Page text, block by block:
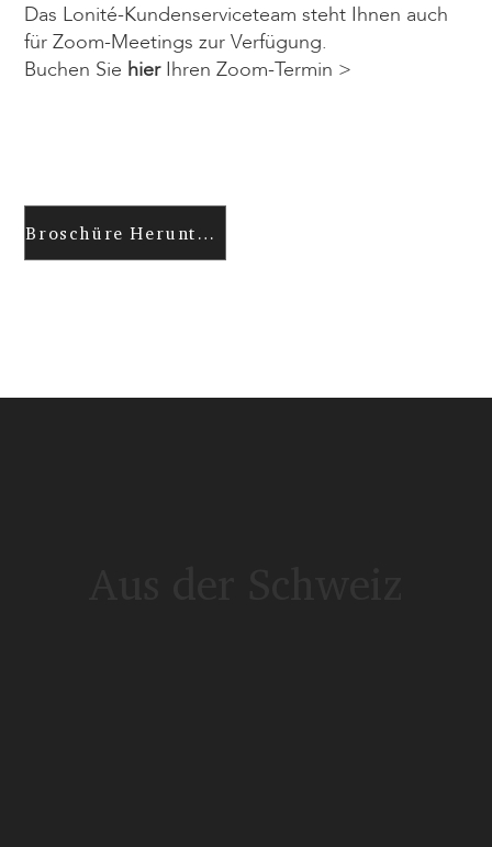
Broschüre Herunterladen
Das Lonité-Kundenserviceteam steht Ihnen auch
für Zoom-Meetings zur Verfügung.
Buchen Sie hierIhren Zoom-Termin >